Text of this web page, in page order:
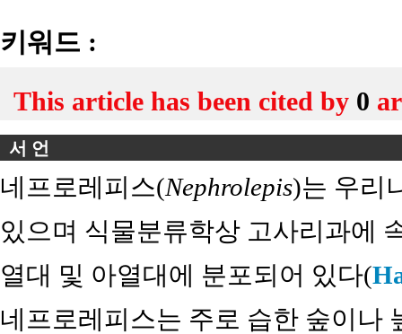
키워드 :
This article has been cited by 0
서 언
네프로레피스(Nephrolepis)는 우리
있으며 식물분류학상 고사리과에
열대 및 아열대에 분포되어 있다(
네프로레피스는 주로 습한 숲이나